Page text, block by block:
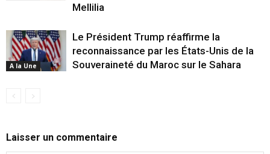
Mellilia
A la Une
Le Président Trump réaffirme la
reconnaissance par les États-Unis de la
Souveraineté du Maroc sur le Sahara
Laisser un commentaire